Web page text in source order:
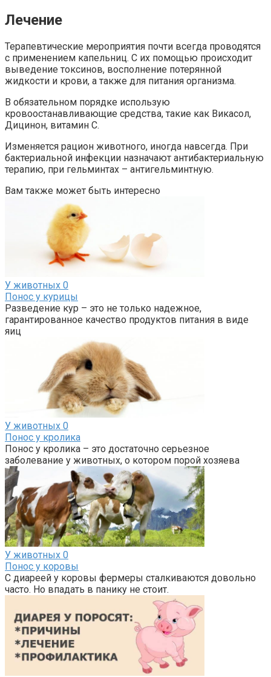
Лечение
Терапевтические мероприятия почти всегда проводятся
с применением капельниц. С их помощью происходит
выведение токсинов, восполнение потерянной
жидкости и крови, а также для питания организма.
В обязательном порядке использую
кровоостанавливающие средства, такие как Викасол,
Дицинон, витамин С.
Изменяется рацион животного, иногда навсегда. При
бактериальной инфекции назначают антибактериальную
терапию, при гельминтах – антигельминтную.
Вам также может быть интересно
У животных 0
Понос у курицы
Разведение кур – это не только надежное,
гарантированное качество продуктов питания в виде
яиц
У животных 0
Понос у кролика
Понос у кролика – это достаточно серьезное
заболевание у животных, о котором порой хозяева
У животных 0
Понос у коровы
С диареей у коровы фермеры сталкиваются довольно
часто. Но впадать в панику не стоит.